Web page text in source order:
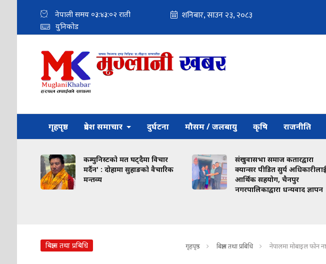
नेपाली समय ०३:४३:०४ राती
युनिकोड
गृहपृष्ठ प्रदेश समाचार दुर्घटना मौसम / जलबायु कृषि राजनीति
कम्युनिस्टको मत घट्दैमा विचार
मर्दैन' : दोहामा सुहाङको वैचारिक
मन्तव्य
संखुवासभा समाज कतारद्वारा
क्यान्सर पीडित सुर्य
आर्थिक सहयोग, चैनपुर
नगरपालिकाद्वारा धन्यवाद ज्ञापन
बिज्ञान तथा प्रबिधि गृहपृष्ठ बिज्ञान तथा प्रबिधि नेपालमा मोबाइल फोन